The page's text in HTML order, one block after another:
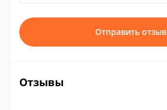
Отправить отзыв
Отзывы